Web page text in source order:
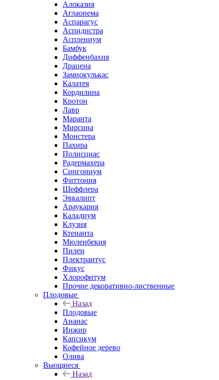
Алоказия
Аглаонема
Аспарагус
Аспидистра
Асплениум
Бамбук
Диффенбахия
Драцена
Замиокулькас
Калатея
Кордилина
Кротон
Лавр
Маранта
Мирсина
Монстера
Пахира
Полисциас
Радермахера
Сингониум
Фиттония
Шеффлера
Эвкалипт
Араукария
Каладиум
Клузия
Ктенанта
Мюленбекия
Пилеи
Плектрантус
Фикус
Хлорофитум
Прочие декоративно-лиственные
Плодовые
Назад
Плодовые
Ананас
Инжир
Капсикум
Кофейное дерево
Олива
Вьющиеся
Назад